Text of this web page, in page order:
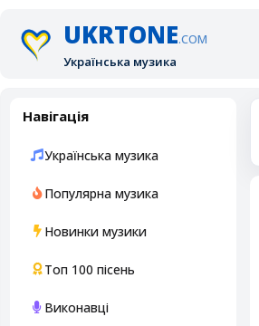
UKRTONE.COM
Українська музика
Навігація
Українська музика
Популярна музика
Новинки музики
Топ 100 пісень
Виконавці